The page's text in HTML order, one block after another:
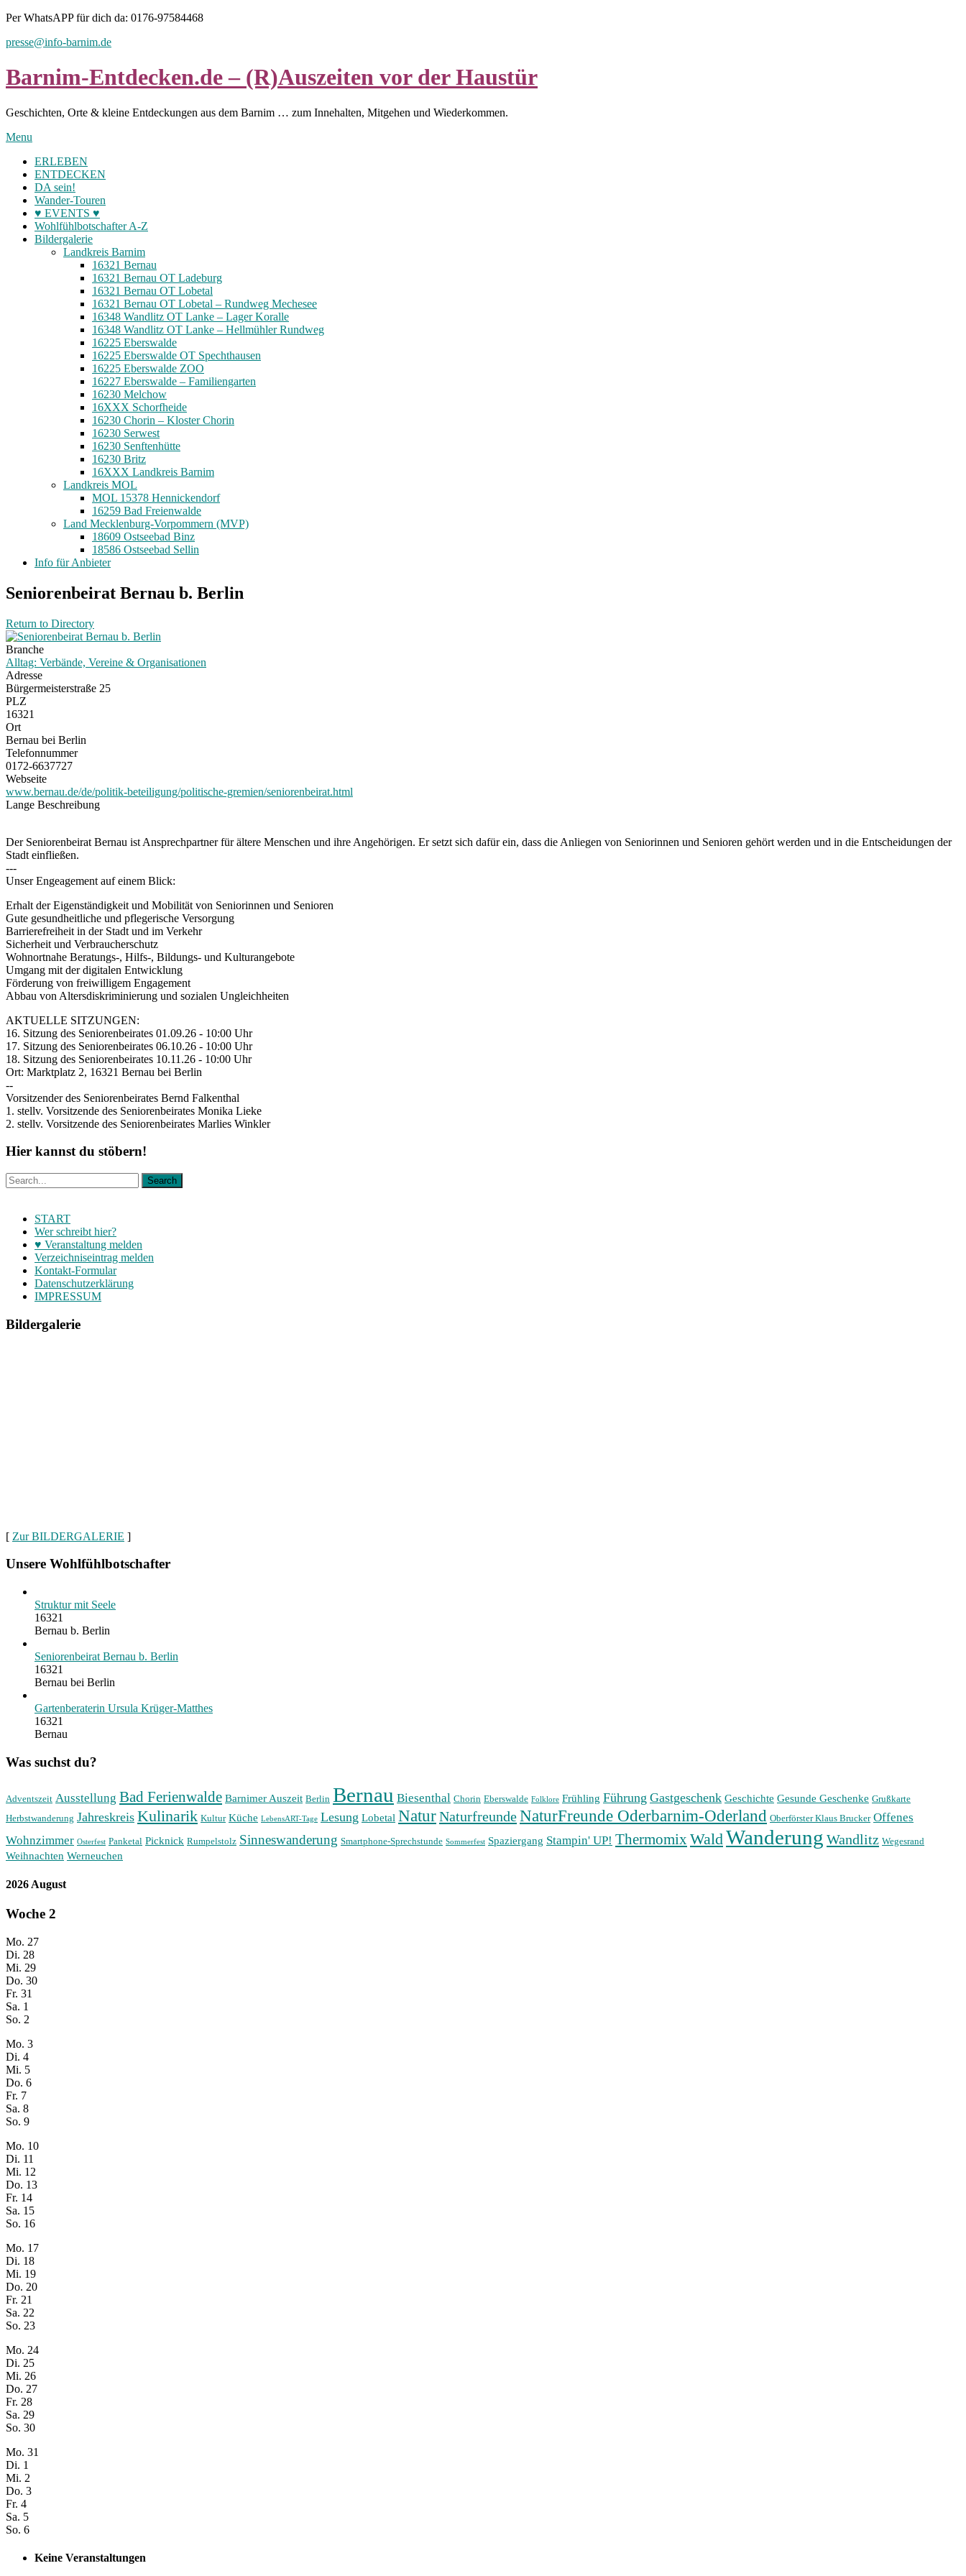
Skip
content
Per WhatsAPP für dich da: 0176-97584468
presse@info-barnim.de
Barnim-Entdecken.de – (R)Auszeiten vor der Haustür
Geschichten, Orte & kleine Entdeckungen aus dem Barnim … zum Innehalten, Mitgehen und Wiederkommen.
Menu
ERLEBEN
ENTDECKEN
DA sein!
Wander-Touren
♥ EVENTS ♥
Wohlfühlbotschafter A-Z
Bildergalerie
Landkreis Barnim
16321 Bernau
16321 Bernau OT Ladeburg
16321 Bernau OT Lobetal
16321 Bernau OT Lobetal – Rundweg Mechesee
16348 Wandlitz OT Lanke – Lager Koralle
16348 Wandlitz OT Lanke – Hellmühler Rundweg
16225 Eberswalde
16225 Eberswalde OT Spechthausen
16225 Eberswalde ZOO
16227 Eberswalde – Familiengarten
16230 Melchow
16XXX Schorfheide
16230 Chorin – Kloster Chorin
16230 Serwest
16230 Senftenhütte
16230 Britz
16XXX Landkreis Barnim
Landkreis MOL
MOL 15378 Hennickendorf
16259 Bad Freienwalde
Land Mecklenburg-Vorpommern (MVP)
18609 Ostseebad Binz
18586 Ostseebad Sellin
Info für Anbieter
Seniorenbeirat Bernau b. Berlin
Return to Directory
Branche
Alltag: Verbände, Vereine & Organisationen
Adresse
Bürgermeisterstraße 25
PLZ
16321
Ort
Bernau bei Berlin
Telefonnummer
0172-6637727
Webseite
www.bernau.de/de/politik-beteiligung/politische-gremien/seniorenbeirat.html
Lange Beschreibung
Der Seniorenbeirat Bernau ist Ansprechpartner für ältere Menschen und ihre Angehörigen. Er setzt sich dafür ein, dass die Anliegen von Seniorinnen und Senioren gehört werden und in die Entscheidungen der
Stadt einfließen.
---
Unser Engeagement auf einem Blick:
Erhalt der Eigenständigkeit und Mobilität von Seniorinnen und Senioren
Gute gesundheitliche und pflegerische Versorgung
Barrierefreiheit in der Stadt und im Verkehr
Sicherheit und Verbraucherschutz
Wohnortnahe Beratungs-, Hilfs-, Bildungs- und Kulturangebote
Umgang mit der digitalen Entwicklung
Förderung von freiwilligem Engagement
Abbau von Altersdiskriminierung und sozialen Ungleichheiten
AKTUELLE SITZUNGEN:
16. Sitzung des Seniorenbeirates 01.09.26 - 10:00 Uhr
17. Sitzung des Seniorenbeirates 06.10.26 - 10:00 Uhr
18. Sitzung des Seniorenbeirates 10.11.26 - 10:00 Uhr
Ort: Marktplatz 2, 16321 Bernau bei Berlin
--
Vorsitzender des Seniorenbeirates Bernd Falkenthal
1. stellv. Vorsitzende des Seniorenbeirates Monika Lieke
2. stellv. Vorsitzende des Seniorenbeirates Marlies Winkler
Hier kannst du stöbern!
START
Wer schreibt hier?
♥ Veranstaltung melden
Verzeichniseintrag melden
Kontakt-Formular
Datenschutzerklärung
IMPRESSUM
Bildergalerie
[ Zur BILDERGALERIE ]
Unsere Wohlfühlbotschafter
Struktur mit Seele
16321
Bernau b. Berlin
Seniorenbeirat Bernau b. Berlin
16321
Bernau bei Berlin
Gartenberaterin Ursula Krüger-Matthes
16321
Bernau
Was suchst du?
Adventszeit Ausstellung Bad Ferienwalde Barnimer Auszeit Berlin Bernau Biesenthal Chorin Eberswalde Folklore Frühling Führung Gastgeschenk Geschichte Gesunde Geschenke Grußkarte
Herbstwanderung Jahreskreis Kulinarik Kultur Küche LebensART-Tage Lesung Lobetal NaturNaturfreundeNaturFreunde Oderbarnim-Oderland Oberförster Klaus Brucker Offenes
Wohnzimmer Osterfest Panketal Picknick Rumpelstolz Sinneswanderung Smartphone-Sprechstunde Sommerfest Spaziergang Stampin' UP! ThermomixWaldWanderung Wandlitz Wegesrand
Weihnachten Werneuchen
2026 August
Woche 2
Mo. 27
Di. 28
Mi. 29
Do. 30
Fr. 31
Sa. 1
So. 2
Mo. 3
Di. 4
Mi. 5
Do. 6
Fr. 7
Sa. 8
So. 9
Mo. 10
Di. 11
Mi. 12
Do. 13
Fr. 14
Sa. 15
So. 16
Mo. 17
Di. 18
Mi. 19
Do. 20
Fr. 21
Sa. 22
So. 23
Mo. 24
Di. 25
Mi. 26
Do. 27
Fr. 28
Sa. 29
So. 30
Mo. 31
Di. 1
Mi. 2
Do. 3
Fr. 4
Sa. 5
So. 6
Keine Veranstaltungen